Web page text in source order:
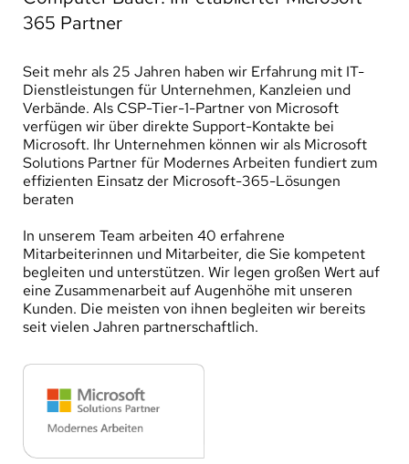
365 Partner
Seit mehr als 25 Jahren haben wir Erfahrung mit IT-
Dienstleistungen für Unternehmen, Kanzleien und
Verbände. Als CSP-Tier-1-Partner von Microsoft
verfügen wir über direkte Support-Kontakte bei
Microsoft. Ihr Unternehmen können wir als Microsoft
Solutions Partner für Modernes Arbeiten fundiert zum
effizienten Einsatz der Microsoft-365-Lösungen
beraten
In unserem Team arbeiten 40 erfahrene
Mitarbeiterinnen und Mitarbeiter, die Sie kompetent
begleiten und unterstützen. Wir legen großen Wert auf
eine Zusammenarbeit auf Augenhöhe mit unseren
Kunden. Die meisten von ihnen begleiten wir bereits
seit vielen Jahren partnerschaftlich.